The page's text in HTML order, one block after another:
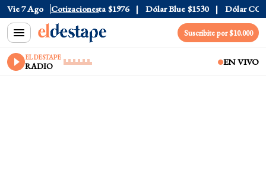
Vie 7 Ago Cotizaciones
$1520 Dólar Tarjeta $1976 Dólar Blue $1530 Dólar CCL
Suscribite por $10.000
EL DESTAPE
RADIO EN VIVO